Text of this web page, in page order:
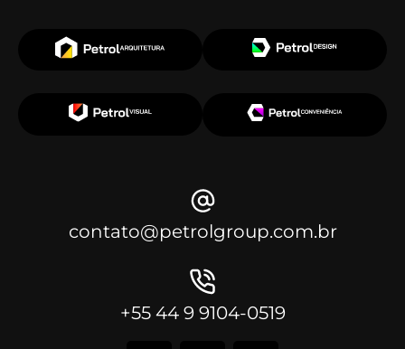
contato@petrolgroup.com.br
+55 44 9 9104-0519